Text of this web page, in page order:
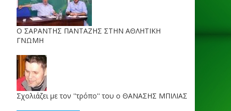
O ΣΑΡΑΝΤΗΣ ΠΑΝΤΑΖΗΣ ΣΤΗΝ ΑΘΛΗΤΙΚΗ
ΓΝΩΜΗ
Σχολιάζει με τον ''τρόπο'' του ο ΘΑΝΑΣΗΣ ΜΠΙΛΙΑΣ